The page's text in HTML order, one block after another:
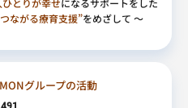
ながる療育支援”をめざして ～
グループの活動